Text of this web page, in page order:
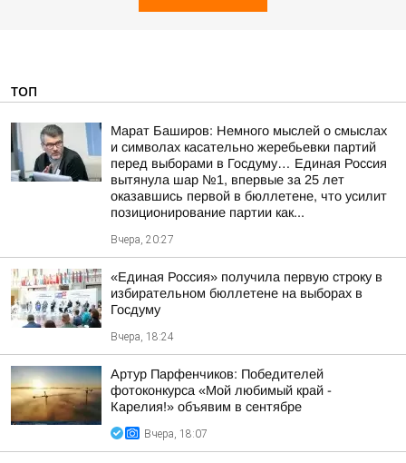
ТОП
Марат Баширов: Немного мыслей о смыслах
и символах касательно жеребьевки партий
перед выборами в Госдуму… Единая Россия
вытянула шар №1, впервые за 25 лет
оказавшись первой в бюллетене, что усилит
позиционирование партии как...
Вчера, 20:27
«Единая Россия» получила первую строку в
избирательном бюллетене на выборах в
Госдуму
Вчера, 18:24
Артур Парфенчиков: Победителей
фотоконкурса «Мой любимый край -
Карелия!» объявим в сентябре
Вчера, 18:07